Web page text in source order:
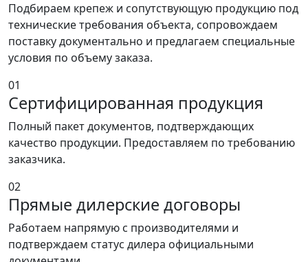
Подбираем крепеж и сопутствующую продукцию под
технические требования объекта, сопровождаем
поставку документально и предлагаем специальные
условия по объему заказа.
01
Сертифицированная продукция
Полный пакет документов, подтверждающих
качество продукции. Предоставляем по требованию
заказчика.
02
Прямые дилерские договоры
Работаем напрямую с производителями и
подтверждаем статус дилера официальными